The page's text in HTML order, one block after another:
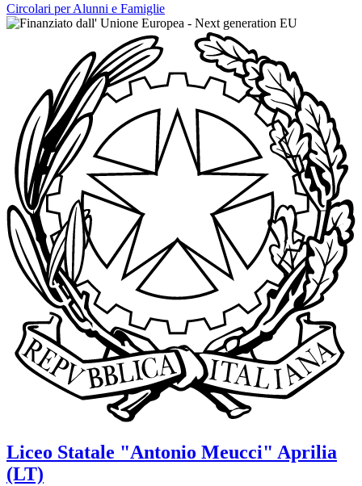
Circolari per Alunni e Famiglie
Liceo Statale "Antonio Meucci" Aprilia
(LT)